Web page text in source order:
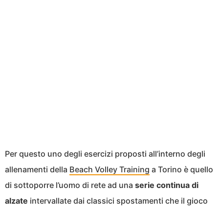
Per questo uno degli esercizi proposti all’interno degli
allenamenti della Beach Volley Training a Torino è quello
di sottoporre l’uomo di rete ad una serie continua di
alzate intervallate dai classici spostamenti che il gioco